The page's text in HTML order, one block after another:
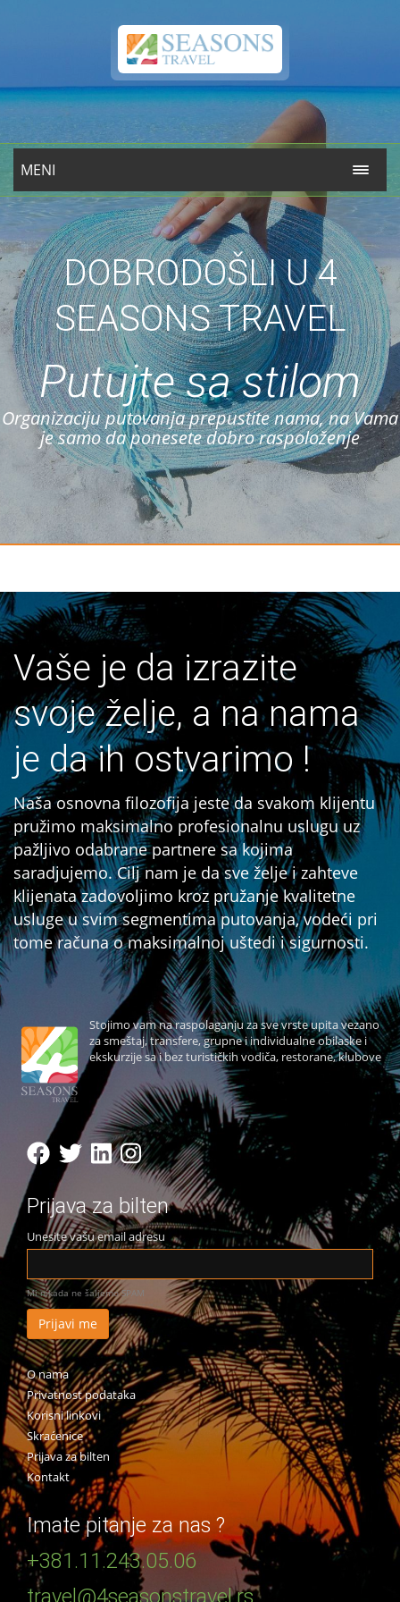
MENI
DOBRODOŠLI U 4
SEASONS TRAVEL
Putujte sa stilom
Organizaciju putovanja prepustite nama, na Vama
je samo da ponesete dobro raspoloženje
Vaše je da izrazite
svoje želje, a na nama
je da ih ostvarimo !
Naša osnovna filozofija jeste da svakom klijentu
pružimo maksimalno profesionalnu uslugu uz
pažljivo odabrane partnere sa kojima
saradjujemo. Cilj nam je da sve želje i zahteve
klijenata zadovoljimo kroz pružanje kvalitetne
usluge u svim segmentima putovanja, vodeći pri
tome računa o maksimalnoj uštedi i sigurnosti.
Stojimo vam na raspolaganju za sve vrste upita vezano
za smeštaj, transfere, grupne i individualne obilaske i
ekskurzije sa i bez turističkih vodiča, restorane, klubove
Prijava za bilten
Unesite vašu email adresu
Mi nikada ne šaljemo SPAM
O nama
Privatnost podataka
Korisni linkovi
Skraćenice
Prijava za bilten
Kontakt
Imate pitanje za nas ?
+381.11.243.05.06
travel@4seasonstravel.rs